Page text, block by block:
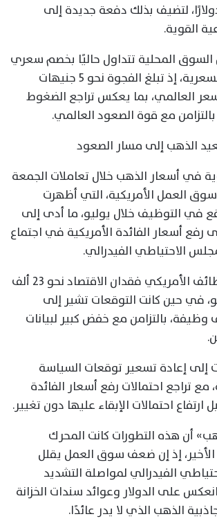
عند 4342 دولارًا، لتضيف بذلك دفعة جديدة إلى
القوية.
المحلية تتداول حاليًا بخصم سعري
بدلًا من العلاوة السعرية، إذ تبلغ الفجوة نحو 5 جنيهات
العالمي، بما يعكس تراجع الضغوط
مع قوة الصعود العالمي.
الذهب إلى مسار الصعود
في أسعار الذهب خلال تعاملات الجمعة
العمل الأمريكية، التي أظهرت
في التوظيف خلال يوليو، ما أدى إلى
رفع أسعار الفائدة الأمريكية في اجتماع
الاحتياطي الفيدرالي.
وأظهر تقرير الوظائف الأمريكي فقدان الاقتصاد نحو 23 ألف
في حين كانت التوقعات تشير إلى
نحو 80 ألف وظيفة، بالتزامن مع خفض كبير لبيانات
إلى إعادة تسعير توقعات السياسة
مع تراجع احتمالات رفع أسعار الفائدة
احتمالات الإبقاء عليها دون تغيير.
أن هذه التطورات كانت المحرك
إذ إن ضعف سوق العمل يقلل
الفيدرالي لمواصلة التشديد
على الدولار وعوائد سندات الخزانة
الذهب الذي لا يدر عائدًا.